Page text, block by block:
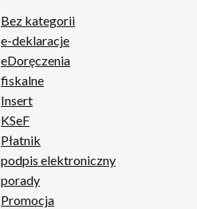
Bez kategorii
e-deklaracje
eDoręczenia
fiskalne
Insert
KSeF
Płatnik
podpis elektroniczny
porady
Promocja